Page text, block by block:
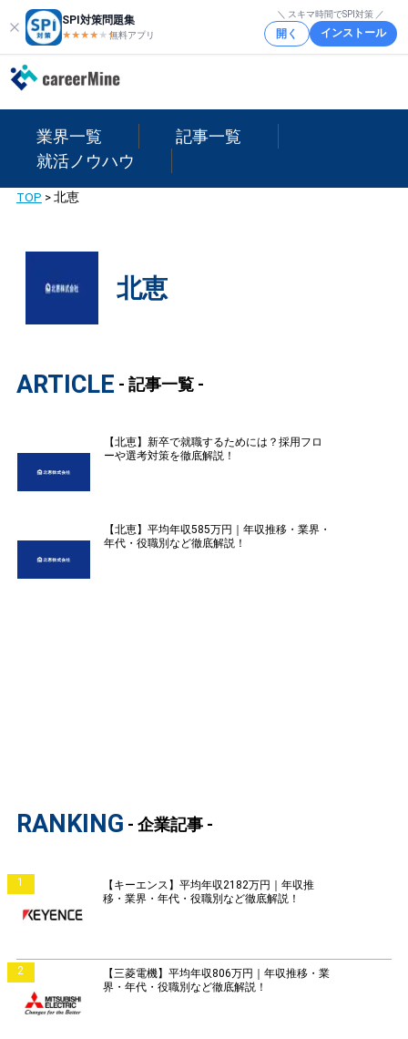
SPI対策問題集
★★★★ ★★
無料アプリ
＼ スキマ時間でSPI対策 ／
開く インストール
業界一覧
記事一覧
就活ノウハウ
TOP >北恵
北恵
ARTICLE - 記事一覧 -
【北恵】新卒で就職するためには？採用フロ
ーや選考対策を徹底解説！
【北恵】平均年収585万円｜年収推移・業界・
年代・役職別など徹底解説！
RANKING - 企業記事 -
1
【キーエンス】平均年収2182万円｜年収推
移・業界・年代・役職別など徹底解説！
2
【三菱電機】平均年収806万円｜年収推移・業
界・年代・役職別など徹底解説！